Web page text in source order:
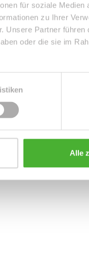
für soziale Medien
zu Ihrer
Unsere Partner führen
oder die sie im
Alle
Bad mit